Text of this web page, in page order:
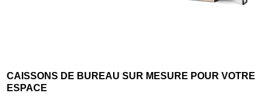
CAISSONS DE BUREAU SUR MESURE POUR VOTRE
ESPACE